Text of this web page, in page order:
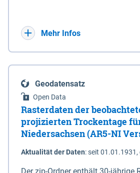
Eigenschaft eines Sperrwerkes
die Deichbehörde durch
sowie Status der bestehenden
laufenden Monitoringjahr.
Mehr Infos
Geodatensatz
Open Data
Rasterdaten der
projizierten Trockentage
Niedersachsen (AR5-NI
Aktualität der Daten:seit 01.01.1931,